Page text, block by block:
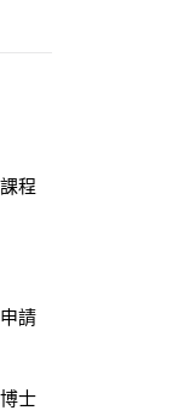
程
請
士